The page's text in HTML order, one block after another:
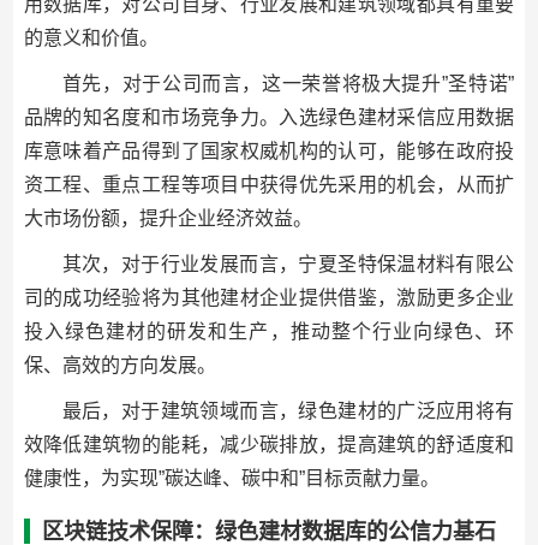
的意义和价值。
首先，对于公司而言，这一荣誉将极大提升”圣特诺”
品牌的知名度和市场竞争力。入选绿色建材采信应用数据
库意味着产品得到了国家权威机构的认可，能够在政府投
资工程、重点工程等项目中获得优先采用的机会，从而扩
大市场份额，提升企业经济效益。
其次，对于行业发展而言，宁夏圣特保温材料有限公
司的成功经验将为其他建材企业提供借鉴，激励更多企业
投入绿色建材的研发和生产，推动整个行业向绿色、环
保、高效的方向发展。
最后，对于建筑领域而言，绿色建材的广泛应用将有
效降低建筑物的能耗，减少碳排放，提高建筑的舒适度和
健康性，为实现”碳达峰、碳中和”目标贡献力量。
区块链技术保障：绿色建材数据库的公信力基石